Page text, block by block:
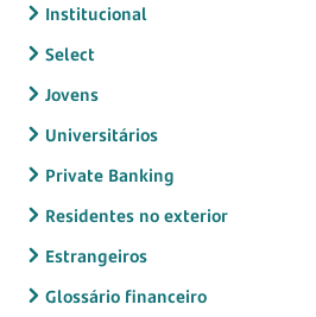
Institucional
Select
Jovens
Universitários
Private Banking
Residentes no exterior
Estrangeiros
Glossário financeiro